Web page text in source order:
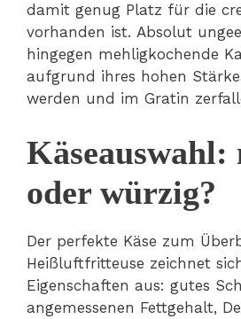
damit genug Platz für die
vorhanden ist. Absolut
hingegen mehligkochende
aufgrund ihres hohen
werden und im Gratin
oder würzig?
Der perfekte Käse zum
Heißluftfritteuse zeichnet
Eigenschaften aus: gutes
angemessenen Fettgehalt,